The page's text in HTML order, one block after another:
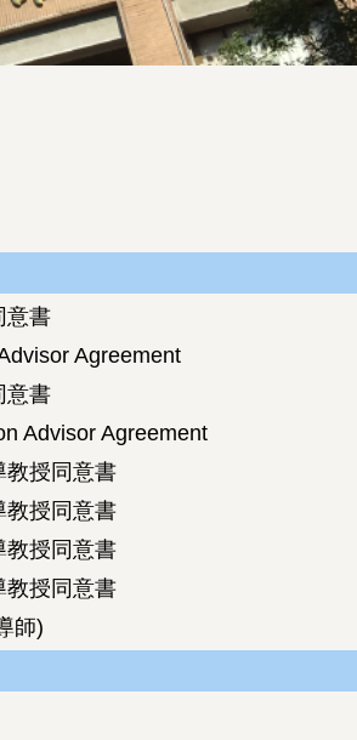
意書
Agreement
意書
Advisor Agreement
教授同意書
教授同意書
教授同意書
教授同意書
師)